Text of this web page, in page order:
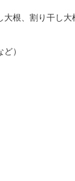
根、割り干し大
）